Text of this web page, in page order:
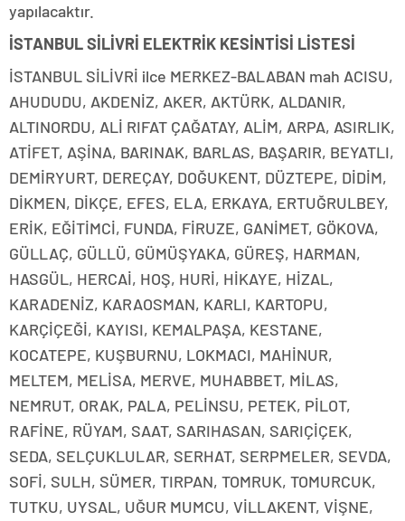
yapılacaktır.
İSTANBUL SİLİVRİ ELEKTRİK KESİNTİSİ LİSTESİ
İSTANBUL SİLİVRİ ilce MERKEZ-BALABAN mah ACISU,
AHUDUDU, AKDENİZ, AKER, AKTÜRK, ALDANIR,
ALTINORDU, ALİ RIFAT ÇAĞATAY, ALİM, ARPA, ASIRLIK,
ATİFET, AŞİNA, BARINAK, BARLAS, BAŞARIR, BEYATLI,
DEMİRYURT, DEREÇAY, DOĞUKENT, DÜZTEPE, DİDİM,
DİKMEN, DİKÇE, EFES, ELA, ERKAYA, ERTUĞRULBEY,
ERİK, EĞİTİMCİ, FUNDA, FİRUZE, GANİMET, GÖKOVA,
GÜLLAÇ, GÜLLÜ, GÜMÜŞYAKA, GÜREŞ, HARMAN,
HASGÜL, HERCAİ, HOŞ, HURİ, HİKAYE, HİZAL,
KARADENİZ, KARAOSMAN, KARLI, KARTOPU,
KARÇİÇEĞİ, KAYISI, KEMALPAŞA, KESTANE,
KOCATEPE, KUŞBURNU, LOKMACI, MAHİNUR,
MELTEM, MELİSA, MERVE, MUHABBET, MİLAS,
NEMRUT, ORAK, PALA, PELİNSU, PETEK, PİLOT,
RAFİNE, RÜYAM, SAAT, SARIHASAN, SARIÇİÇEK,
SEDA, SELÇUKLULAR, SERHAT, SERPMELER, SEVDA,
SOFİ, SULH, SÜMER, TIRPAN, TOMRUK, TOMURCUK,
TUTKU, UYSAL, UĞUR MUMCU, VİLLAKENT, VİŞNE,